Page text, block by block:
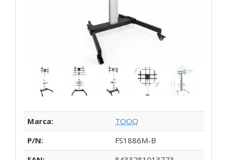
Marca:
TOOQ
P/N:
FS1886M-B